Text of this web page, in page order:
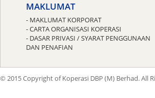
MAKLUMAT
- MAKLUMAT KORPORAT
- CARTA ORGANISASI KOPERASI
- DASAR PRIVASI / SYARAT PENGGUNAAN
DAN PENAFIAN
© 2015 Copyright of Koperasi DBP (M) Berhad. All